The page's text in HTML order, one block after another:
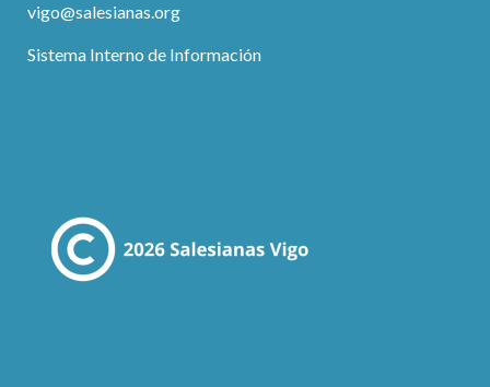
vigo@salesianas.org
Sistema Interno de Información